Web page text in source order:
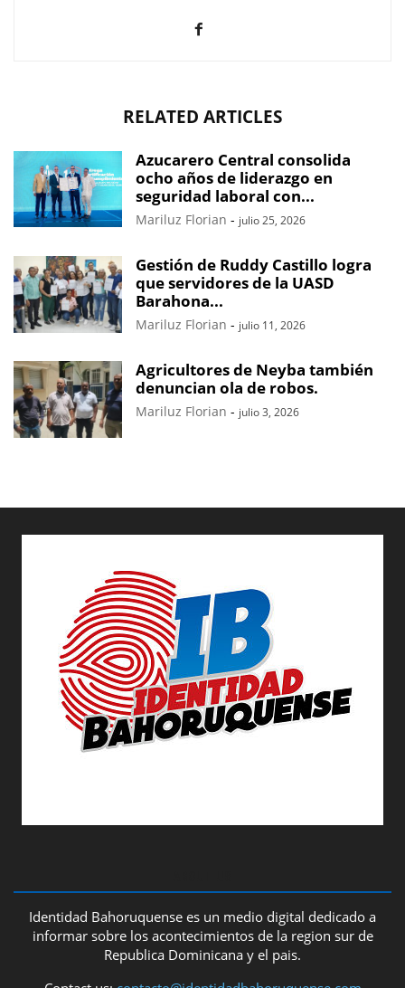
RELATED ARTICLES
Azucarero Central consolida
ocho años de liderazgo en
seguridad laboral con...
Mariluz Florian - julio 25, 2026
Gestión de Ruddy Castillo logra
que servidores de la UASD
Barahona...
Mariluz Florian - julio 11, 2026
Agricultores de Neyba también
denuncian ola de robos.
Mariluz Florian - julio 3, 2026
Identidad Bahoruquense es un medio digital dedicado a
informar sobre los acontecimientos de la region sur de
Republica Dominicana y el pais.